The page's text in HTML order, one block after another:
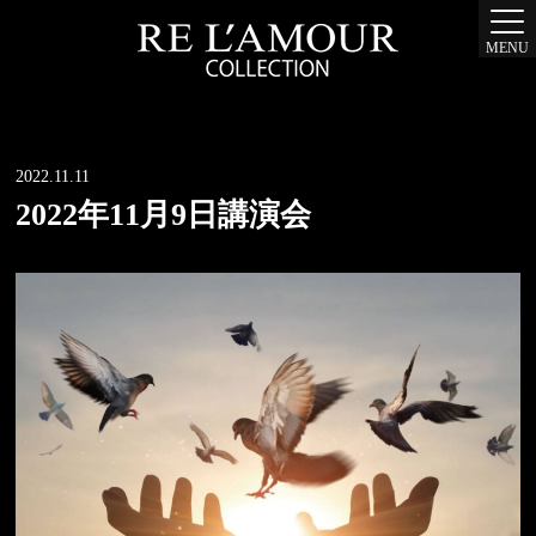
MENU
2022.11.11
2022年11月9日講演会